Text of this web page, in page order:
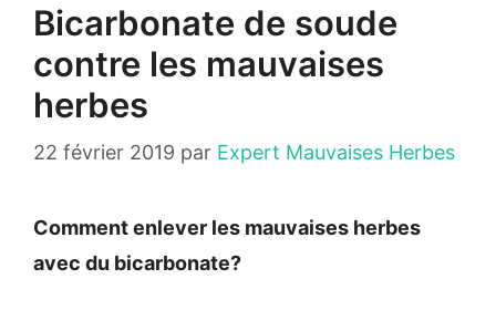
Bicarbonate de soude
contre les mauvaises
herbes
22 février 2019 par Expert Mauvaises Herbes
Comment enlever les mauvaises herbes
avec du bicarbonate?